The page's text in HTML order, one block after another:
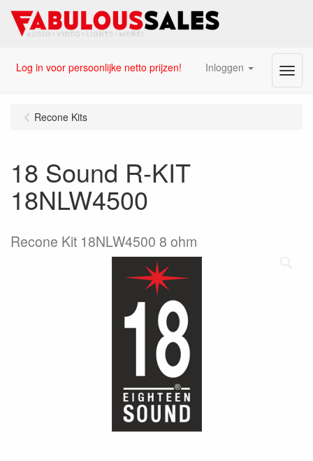
Log in voor persoonlijke netto prijzen! Inloggen Menu
Recone Kits
18 Sound R-KIT
18NLW4500
Recone Kit 18NLW4500 8 ohm